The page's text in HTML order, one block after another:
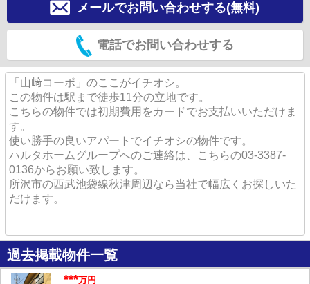
メールでお問い合わせする(無料)
電話でお問い合わせする
「山﨑コーポ」のここがイチオシ。
この物件は駅まで徒歩11分の立地です。
こちらの物件では初期費用をカードでお支払いいただけま
す。
使い勝手の良いアパートでイチオシの物件です。
ハルタホームグループへのご連絡は、こちらの03-3387-
0136からお願い致します。
所沢市の西武池袋線秋津周辺なら当社で幅広くお探しいた
だけます。
過去掲載物件一覧
***万円